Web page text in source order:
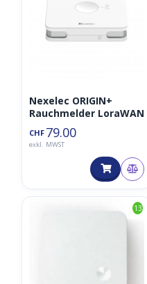
Nexelec ORIGIN+
Rauchmelder LoraWAN
CHF 79.00
exkl. MWST
13